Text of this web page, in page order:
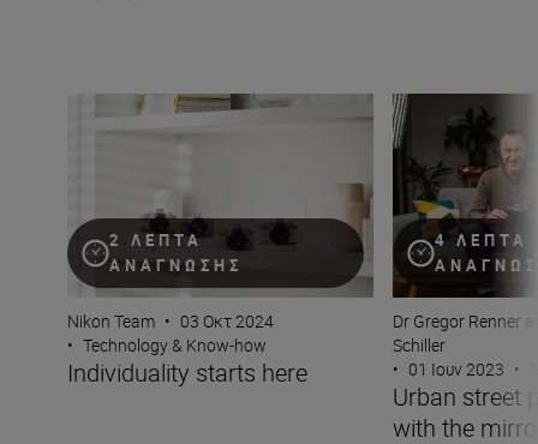
2 ΛΕΠΤΆ
ΑΝΆΓΝΩΣΗΣ
Individuality starts here
Nikon Team • 03 Οκτ 2024
• Technology & Know-how
Individuality starts here
4 ΛΕΠΤΆ
Urban street
Dr Gregor Renner
Schiller
• 01 Ιουν 2023 •
Urban street
with the